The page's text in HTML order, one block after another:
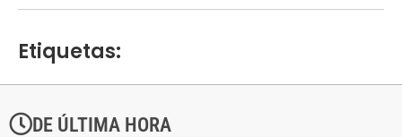
Etiquetas:
DE ÚLTIMA HORA